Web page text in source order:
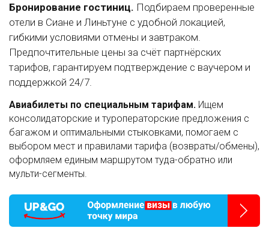
Бронирование гостиниц. Подбираем проверенные
отели в Сиане и Линьтуне с удобной локацией,
гибкими условиями отмены и завтраком.
Предпочтительные цены за счёт партнёрских
тарифов, гарантируем подтверждение с ваучером и
поддержкой 24/7.
Авиабилеты по специальным тарифам. Ищем
консолидаторские и туроператорские предложения с
багажом и оптимальными стыковками, помогаем с
выбором мест и правилами тарифа (возвраты/обмены),
оформляем единым маршрутом туда-обратно или
мульти-сегменты.